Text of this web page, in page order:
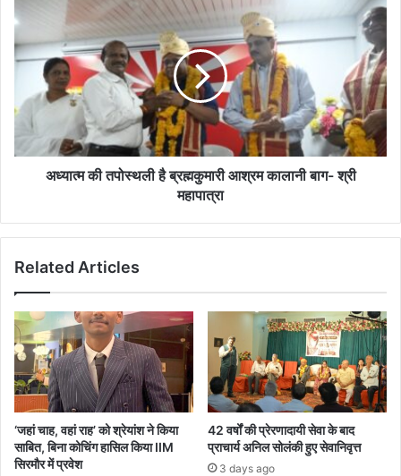
की
तपोस्थली
है
ब्रह्मकुमारी
आश्रम
कालानी
बाग-
श्री
महापात्राअध्यात्म की तपोस्थली है ब्रह्मकुमारी आश्रम कालानी बाग- श्री
महापात्रा
Related Articles
‘जहां चाह, वहां राह’ को श्रेयांश ने किया
साबित, बिना कोचिंग हासिल किया IIM
सिरमौर में प्रवेश
42 वर्षों की प्रेरणादायी सेवा के बाद
प्राचार्य अनिल सोलंकी हुए सेवानिवृत्त
3 days ago